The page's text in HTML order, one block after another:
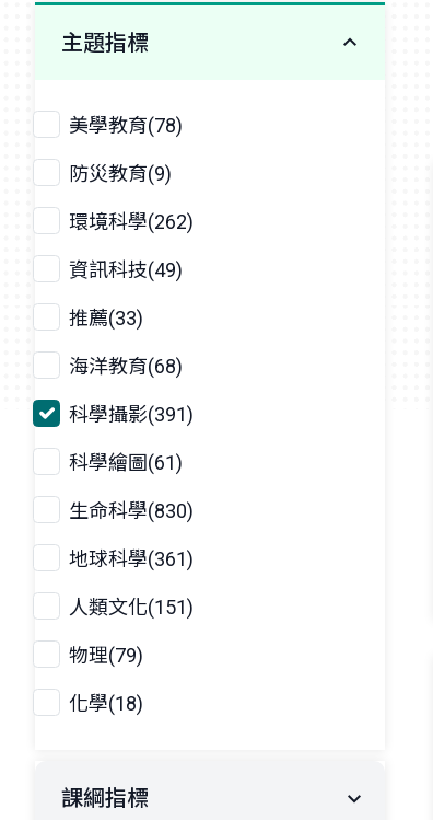
主題指標
美學教育(78)
防災教育(9)
環境科學(262)
資訊科技(49)
推薦(33)
海洋教育(68)
科學攝影(391)
科學繪圖(61)
生命科學(830)
地球科學(361)
人類文化(151)
物理(79)
化學(18)
課綱指標